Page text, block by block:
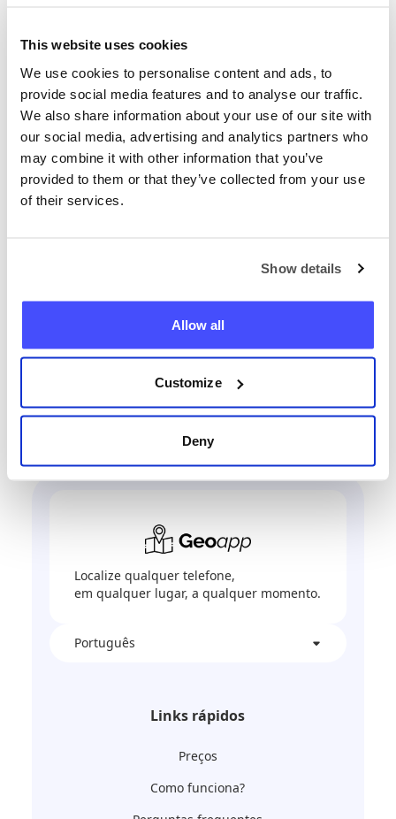
This website uses cookies
We use cookies to personalise content and ads, to
provide social media features and to analyse our traffic.
We also share information about your use of our site with
our social media, advertising and analytics partners who
may combine it with other information that you’ve
provided to them or that they’ve collected from your use
of their services.
Show details
Allow all
Customize
Deny
Nós vamos mostrar a você a
localização exata em um mapa
online.
Localizar telefone
Localize qualquer telefone,
em qualquer lugar, a qualquer momento.
Português
Links rápidos
Preços
Como funciona?